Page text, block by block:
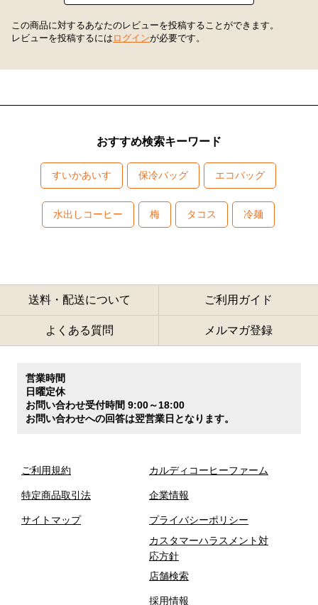
この商品に対するあなたのレビューを投稿することができます。
レビューを投稿するには ログインが必要です。
おすすめ検索キーワード
すいかあいす 保冷バッグ エコバッグ
水出しコーヒー 梅 タコス 冷麺
送料・配送について ご利用ガイド
よくある質問 メルマガ登録
営業時間
日曜定休
お問い合わせ受付時間 9:00～18:00
お問い合わせへの回答は翌営業日となります。
ご利用規約
特定商品取引法
サイトマップ
カルディコーヒーファーム
企業情報
プライバシーポリシー
カスタマーハラスメント対
応方針
店舗検索
採用情報